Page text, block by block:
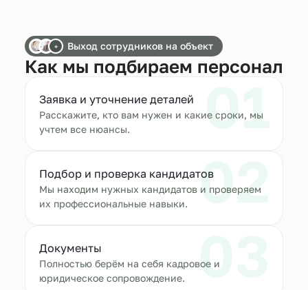
+ Выход сотрудников на объект
Как мы подбираем персонал
01
Заявка и уточнение деталей
Расскажите, кто вам нужен и какие сроки, мы
учтем все нюансы.
02
Подбор и проверка кандидатов
Мы находим нужных кандидатов и проверяем
их профессиональные навыки.
03
Документы
Полностью берём на себя кадровое и
юридическое сопровождение.